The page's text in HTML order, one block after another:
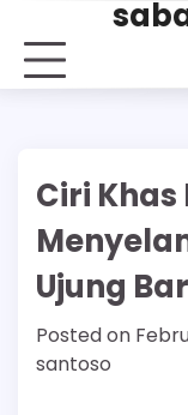
content
Ciri
Ujung
Posted on
santoso